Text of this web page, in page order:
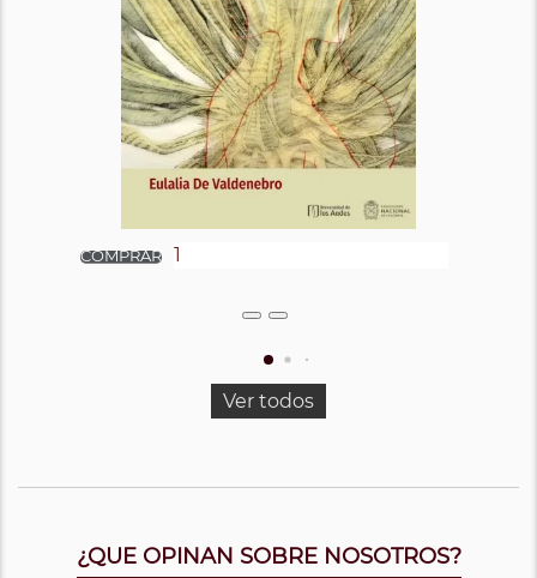
Ver todos
¿QUE OPINAN SOBRE NOSOTROS?